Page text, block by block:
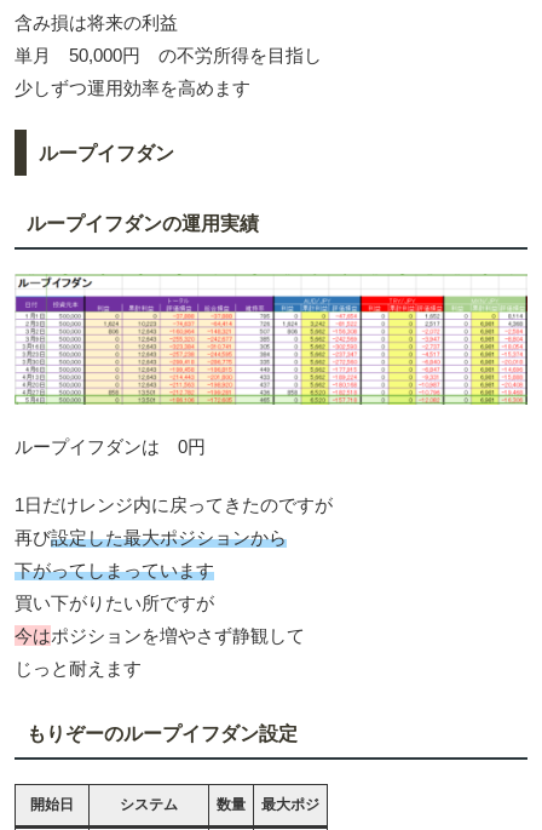
含み損は将来の利益
単月 50,000円 の不労所得を目指し
少しずつ運用効率を高めます
ループイフダン
ループイフダンの運用実績
ループイフダンは 0円
1日だけレンジ内に戻ってきたのですが
再び設定した最大ポジションから
下がってしまっています
買い下がりたい所ですが
今はポジションを増やさず静観して
じっと耐えます
もりぞーのループイフダン設定
開始日 システム 数量 最大ポジ